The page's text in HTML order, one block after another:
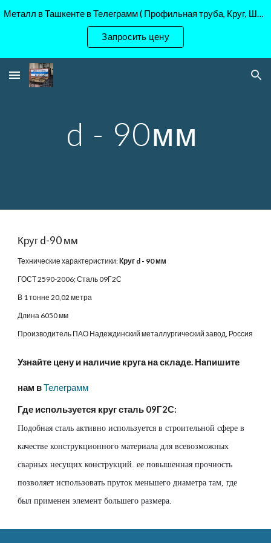
Skip to navigation
Металл в Ташкенте в Телеграмм ( Профильная труба, Круг, Шестигранник Ст45, 40Х, )
Запросить цену
d - 90мм
Круг d-90 мм
Технические характеристики:Круг d - 90 мм
ГОСТ 2590-2006; Сталь 09Г2С
В 1 тонне20,02 метра
Длина 6050 мм
Производитель ПАО Надеждинский металлургический завод, Россия
Узнайте цену и наличие круга на складе. Напишите
нам вТелеграмм
Где используется круг сталь 09Г2С:
Подобная сталь активно используется в строительной сфере в
качестве конструкционного материала для всевозможных
сварных несущих конструкций. ее повышенная прочность
позволяет использовать пруток меньшего диаметра там, где
был применен элемент большего размера.